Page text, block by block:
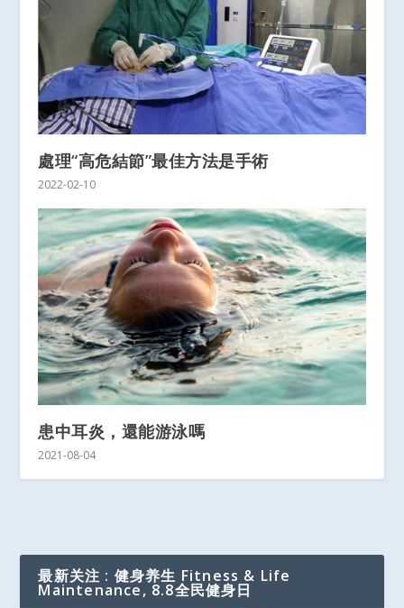
處理“高危結節”最佳方法是手術
2022-02-10
患中耳炎，還能游泳嗎
2021-08-04
最新关注 : 健身养生 Fitness & Life
Maintenance, 8.8全民健身日